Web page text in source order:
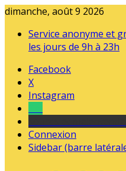
dimanche, août 9 2026
Service anonyme et
les jours de 9h à 23h
Facebook
X
Instagram
Connexion
Sidebar (barre